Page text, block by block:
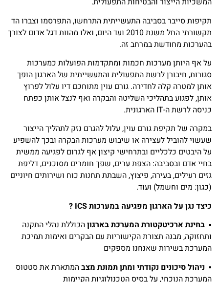
תקיפות סייבר בסביבה התעשייתית התרחשו, התפרסמו וצברו הד
תקשורתי החל משנת 2010 ועד היום, ואלו מהוות דגל אדום לצורך
בהערכות מחודשת במרחב זה.
על אף היותן מערכות חכמות ומתקדמות הפועלות כמערכות
סגורות, חיבורן לרשת התפעולית והתעשייתית של הארגון הופך
אותן למטרה קלה לחדירה. גורם עוין מתוחכם דיו עלול לפרוץ
אותן, לפגוע בתהליכי השליטה והבקרה ואף לנצל אותן כפתח
כניסה לרשת ה-IT הארגונית.
במקרה של תקיפת גורם עוין, עלול להגרם נזק לתהליך הייצור
שעשוי להוביל לעצירה או שיבוש מערכות הבקרה ובכך להשפיע
על היבטים כלכליים ובתרחישי קיצון אף לגרום לפגיעה ממשית
בחיי אדם ובסביבה: הצפת ערים, שפך חומרים מסוכנים, דליפת
גזים רעילים, בעירה, פיצוץ, השבתת תחנות כוח ושירותים חיוניים
(כגון: מים וחשמל) ועוד.
כיצד נגן על הארגון מפגיעה במערכותICS
?
▪ בחינת ארכיטקטורת המערכת בארגוןהכוללת נהלי התקנה
ותחזוקה, מבנה תצורת הקישוריות עם הבקרים ואימות תמיכת
המערכת בשירות שאנחנו מספקים
▪ ניהול סיכונים נקודתי ומתן תמונת מצבהמתארת את סטטוס
המערכת הנוכחי, על בסיס הטכנולוגיות הקיימות